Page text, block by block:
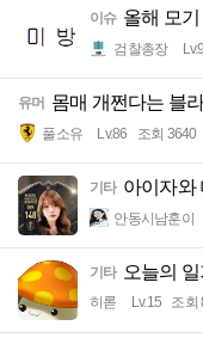
이슈 올해 모
검찰총장
유머 몸매 개쩐다는 블
풀소유 Lv.86 조회 3640
기타 아이자와
안동시남훈이
기타 오늘의 일
히롣 Lv.15 조회